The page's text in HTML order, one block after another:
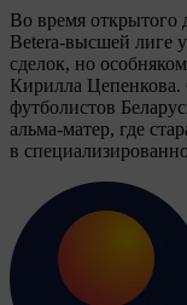
Во время открытого
Betera-высшей лиге
сделок, но
Кирилла
футболистов
альма-матер, где
в